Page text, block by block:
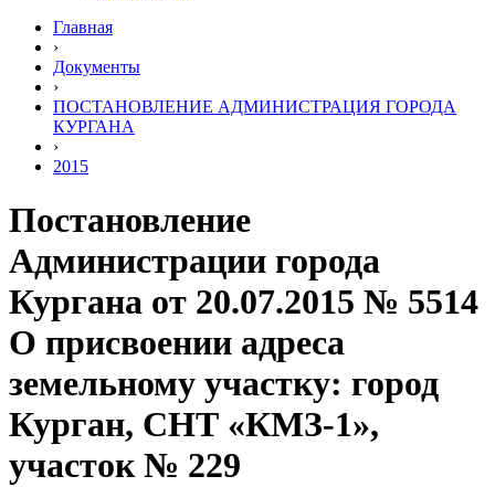
Главная
›
Документы
›
ПОСТАНОВЛЕНИЕ АДМИНИСТРАЦИЯ ГОРОДА
КУРГАНА
›
2015
Постановление
Администрации города
Кургана от 20.07.2015 № 5514
О присвоении адреса
земельному участку: город
Курган, СНТ «КМЗ-1»,
участок № 229